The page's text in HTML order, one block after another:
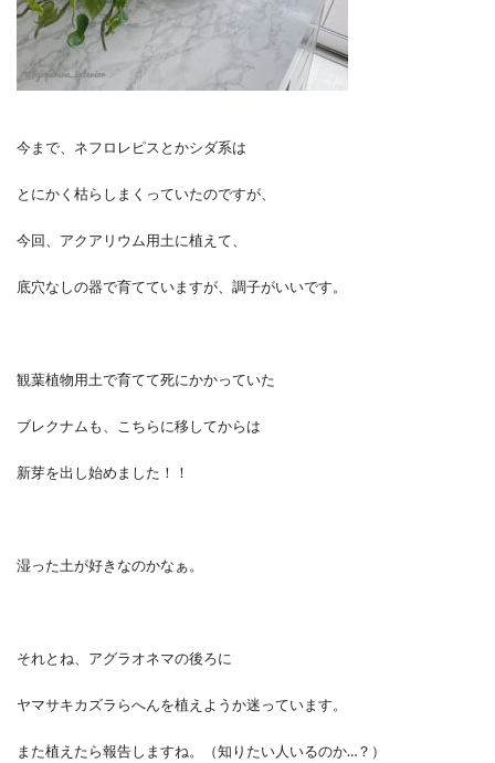
今まで、ネフロレピスとかシダ系は
とにかく枯らしまくっていたのですが、
今回、アクアリウム用土に植えて、
底穴なしの器で育てていますが、調子がいいです。
観葉植物用土で育てて死にかかっていた
ブレクナムも、こちらに移してからは
新芽を出し始めました！！
湿った土が好きなのかなぁ。
それとね、アグラオネマの後ろに
ヤマサキカズラらへんを植えようか迷っています。
また植えたら報告しますね。（知りたい人いるのか…？）